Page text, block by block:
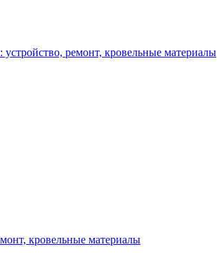
устройство, ремонт, кровельные материалы
кровельные материалы